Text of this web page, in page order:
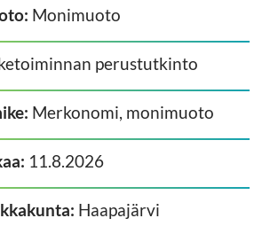
Monimuoto
perustutkinto
Merkonomi, monimuoto
11.8.2026
Haapajärvi